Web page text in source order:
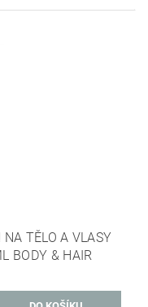
TĚLO A VLASY
BODY & HAIR